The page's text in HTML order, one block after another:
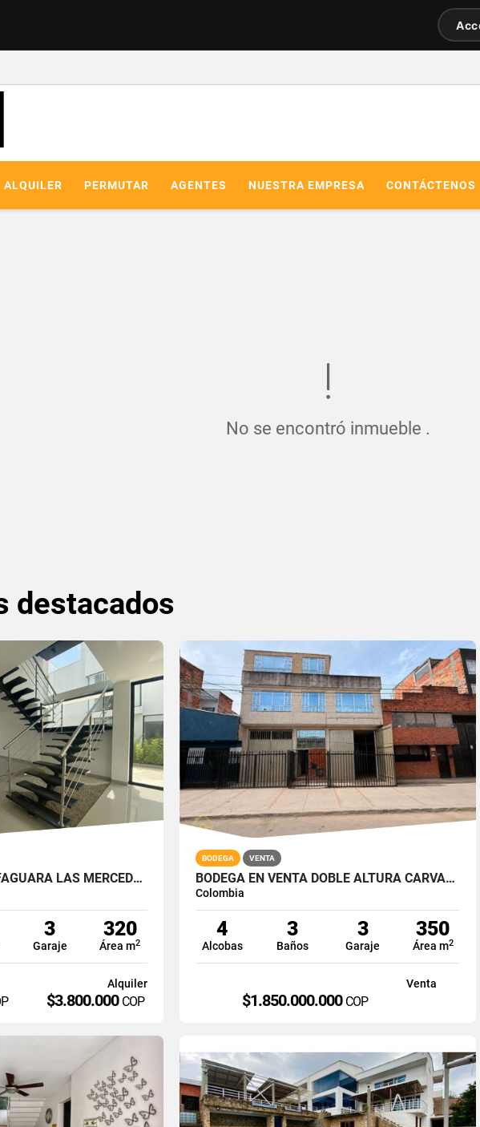
ALQUILER PERMUTAR AGENTES NUESTRA EMPRESA CONTÁCTENOS
No se encontró inmueble .
destacados
CASA - VENTA - ALFAGUARA LAS MERCEDES - JAMUNDI - SUR
3
Garaje
320
Área m2
Alquiler
$3.800.000 COP
BODEGA VENTA
BODEGA EN VENTA DOBLE ALTURA CARVAJAL BOGOTA SUR 350M2
Colombia
4
Alcobas
3
Baños
3
Garaje
350
Área m2
Venta
$1.850.000.000 COP